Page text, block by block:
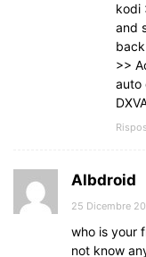
kodi
and
>>
auto
Albdroid
25 Dicembre
who is your
not know